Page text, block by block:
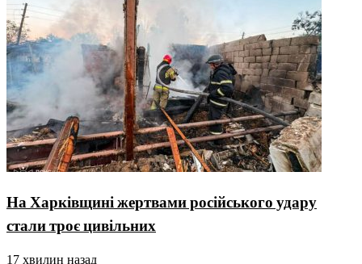
На Харківщині жертвами російського удару
стали троє цивільних
17 хвилин назад